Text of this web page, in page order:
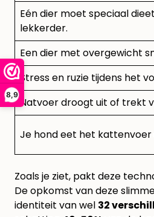
8,9
Eén dier moet speciaal
lekkerder.
Een dier met overgewicht
Stress en ruzie tijdens het
Natvoer droogt uit of trekt
Je hond eet het kattenvoer
Zoals je ziet, pakt deze
De opkomst van deze
identiteit van wel 32